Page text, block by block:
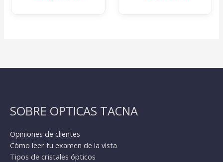
SOBRE OPTICAS TACNA
Opiniones de clientes
Cómo leer tu examen de la vista
Tipos de cristales ópticos